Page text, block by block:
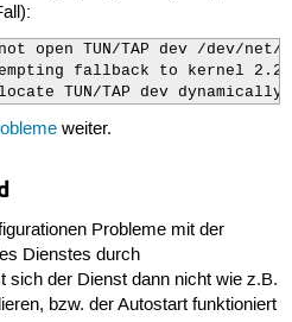
open TUN/TAP dev /dev/
fallback to kernel 2.2
TUN/TAP dev dynamically
weiter.
Probleme mit der
Dienstes durch
der Dienst dann nicht wie z.B.
bzw. der Autostart funktioniert